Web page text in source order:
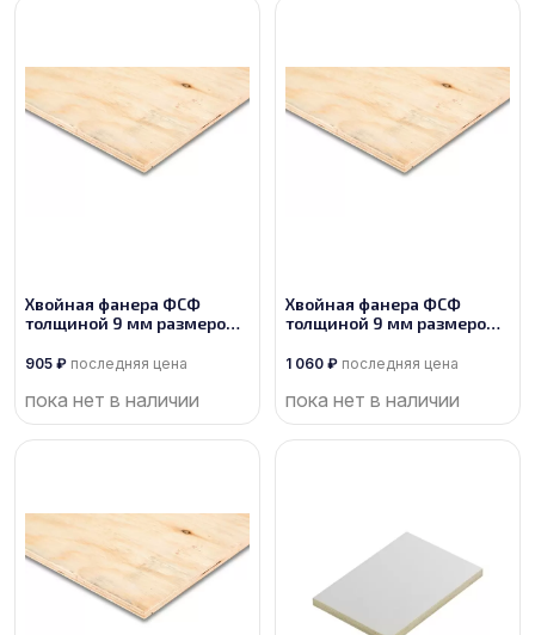
Хвойная фанера ФСФ
толщиной 9 мм размером
905 ₽ последняя цена
пока нет в наличии
Хвойная фанера ФСФ
толщиной 9 мм размером
1 060 ₽ последняя цена
пока нет в наличии